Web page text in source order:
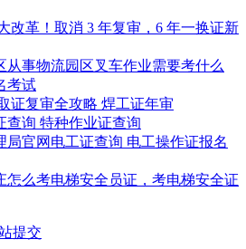
改革！取消 3 年复审，6 年一换证新
从事物流园区叉车作业需要考什么
考试
证复审全攻略 焊工证年审
查询 特种作业证查询
局官网电工证查询 电工操作证报名
怎么考电梯安全员证，考电梯安全证
提交